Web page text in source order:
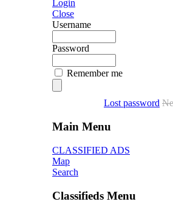
Login
Close
Username
Password
Remember me
Lost password
Main Menu
CLASSIFIED ADS
Map
Search
Classifieds Menu